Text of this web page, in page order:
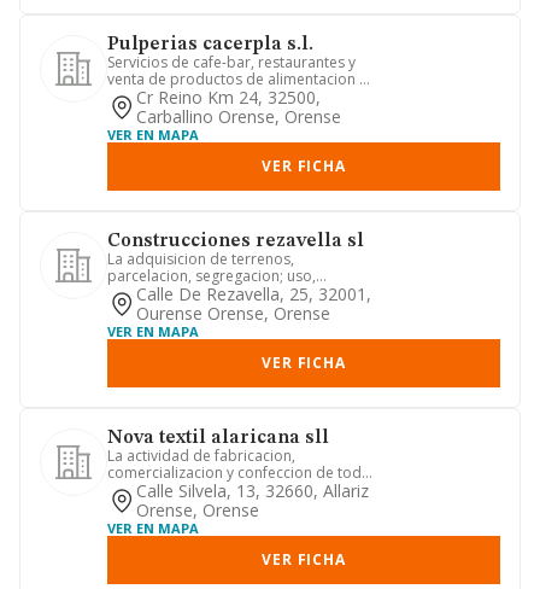
Pulperias cacerpla s.l.
Servicios de cafe-bar, restaurantes y
venta de productos de alimentacion en
ambulancia
Cr Reino Km 24, 32500,
Carballino Orense, Orense
VER EN MAPA
VER FICHA
Construcciones rezavella sl
La adquisicion de terrenos,
parcelacion, segregacion; uso,
arrendamiento y venta de los mismos.
urb...
Calle De Rezavella, 25, 32001,
Ourense Orense, Orense
VER EN MAPA
VER FICHA
Nova textil alaricana sll
La actividad de fabricacion,
comercializacion y confeccion de todo
tipo de prendas de vestir interi...
Calle Silvela, 13, 32660, Allariz
Orense, Orense
VER EN MAPA
VER FICHA